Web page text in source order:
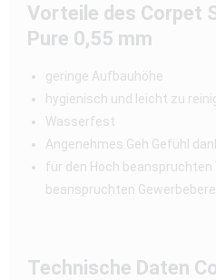
Vorteile des Corpet
Pure 0,55 mm
geringe Aufbauhöhe
hygienisch und leicht zu
Wasserfest
Angenehmes Geh Gefühl
für den Hoch
beanspruchten
Technische Daten